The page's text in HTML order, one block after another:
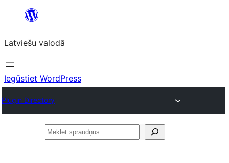
Pāriet
saturu
Latviešu valodā
Iegūstiet WordPress
Plugin Directory
Meklēt